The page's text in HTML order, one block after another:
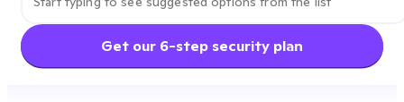
Get our 6-step security plan